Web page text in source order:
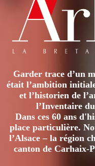
Garder trace d’un
était l’ambition
et l’historien de
l’Inventaire
Dans ces 60 ans
place particulière.
l’Alsace – la région
canton de Carhaix-